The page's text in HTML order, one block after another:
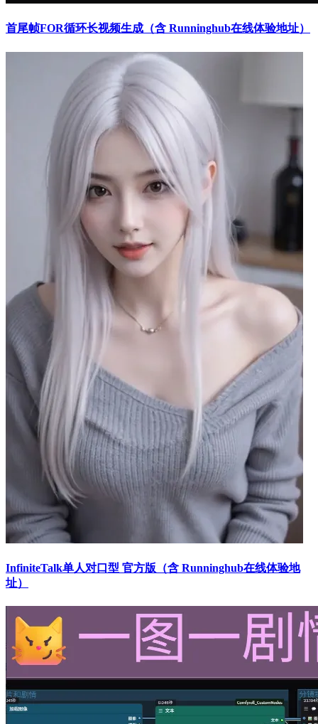
首尾帧FOR循环长视频生成（含 Runninghub在线体验地址）
InfiniteTalk单人对口型 官方版（含 Runninghub在线体验地
址）